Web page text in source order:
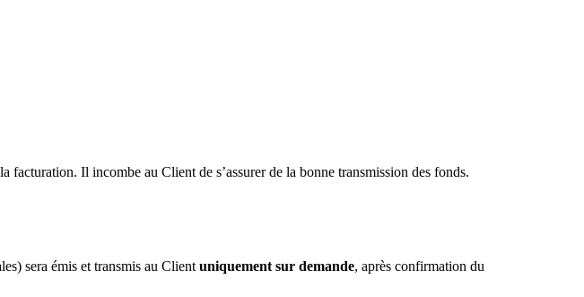
facturation. Il incombe au Client de s’assurer de la bonne transmission des fonds.
sera émis et transmis au Client uniquement sur demande, après confirmation du